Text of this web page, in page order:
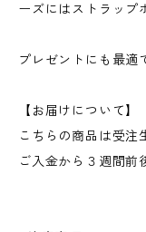
ーズにはストラップ
プレゼントにも最適
【お届けについて】
こちらの商品は受注
ご入金から３週間前